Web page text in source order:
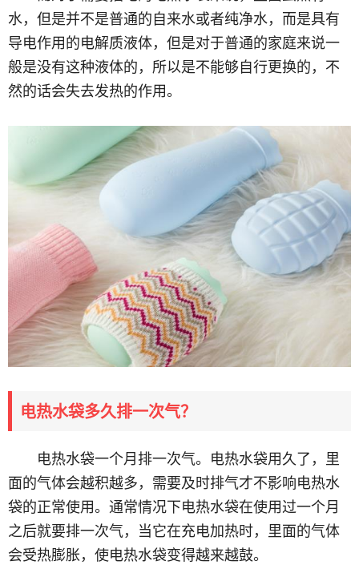
水，但是并不是普通的自来水或者纯净水，而是具有
导电作用的电解质液体，但是对于普通的家庭来说一
般是没有这种液体的，所以是不能够自行更换的，不
然的话会失去发热的作用。
电热水袋多久排一次气？
电热水袋一个月排一次气。电热水袋用久了，里
面的气体会越积越多，需要及时排气才不影响电热水
袋的正常使用。通常情况下电热水袋在使用过一个月
之后就要排一次气，当它在充电加热时，里面的气体
会受热膨胀，使电热水袋变得越来越鼓。